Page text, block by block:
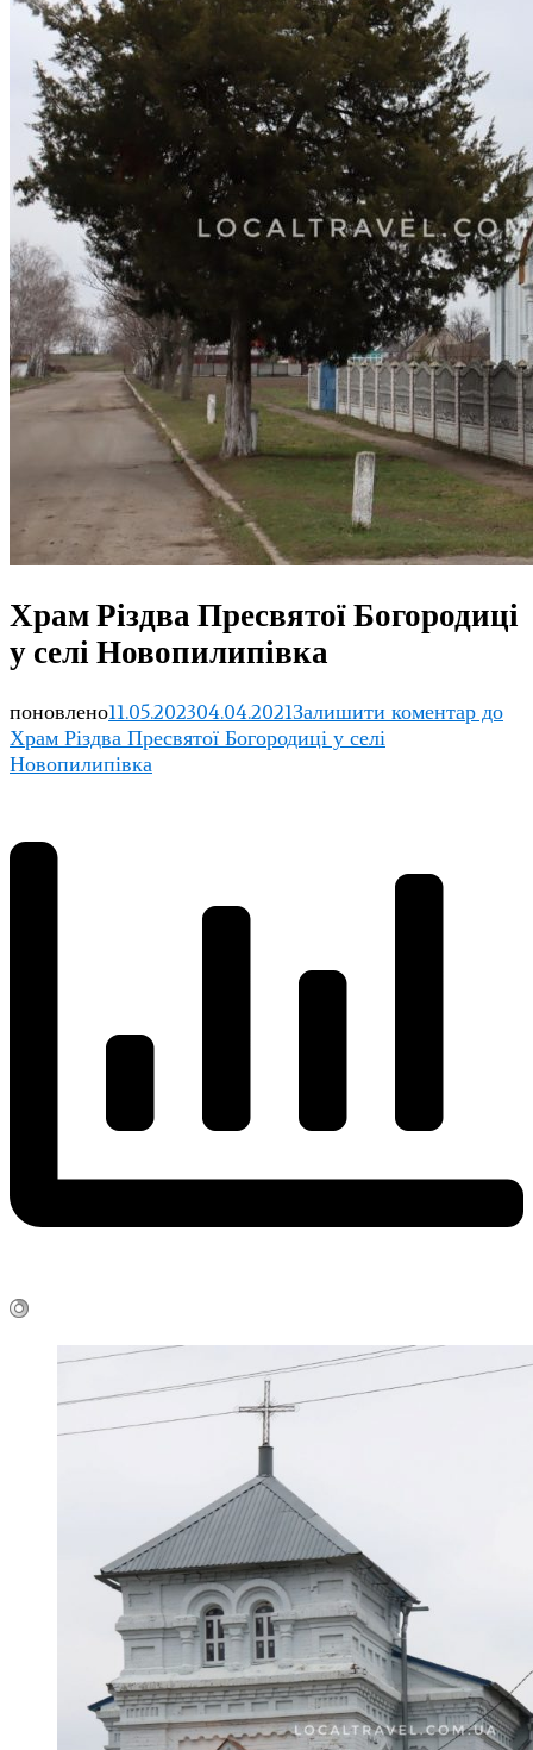
Храм Різдва Пресвятої Богородиці
у селі Новопилипівка
поновлено11.05.202304.04.2021Залишити коментар до
Храм Різдва Пресвятої Богородиці у селі
Новопилипівка